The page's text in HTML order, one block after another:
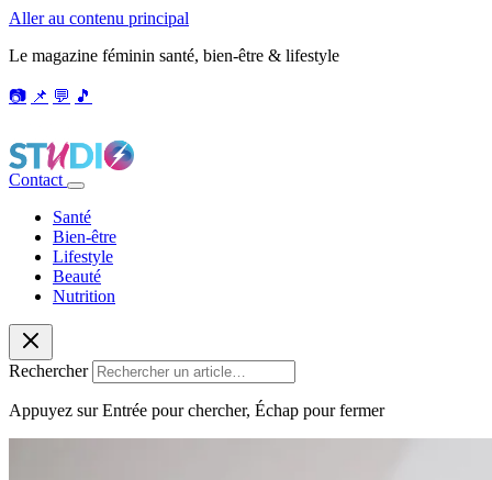
Aller au contenu principal
Le magazine féminin santé, bien-être & lifestyle
📷 📌 💬 🎵
Contact
Santé
Bien-être
Lifestyle
Beauté
Nutrition
Rechercher
Appuyez sur Entrée pour chercher, Échap pour fermer